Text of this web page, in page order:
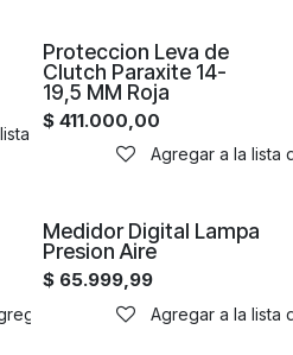
de deseos
Proximamente
Proteccion Leva de
Clutch Paraxite 14-
19,5 MM Roja
$411.000,00
Agregar a la lista
a la lista de deseos
Proximamente
Medidor Digital Lampa
Presion Aire
$ 65.999,99
Agregar a la lista